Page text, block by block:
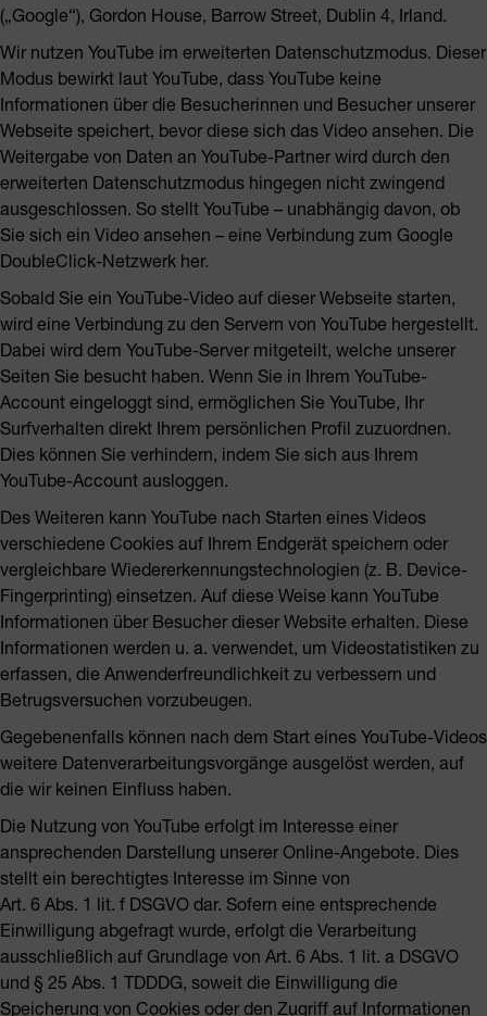
(„Google“), Gordon House, Barrow Street, Dublin 4, Irland.
Wir nutzen YouTube im erweiterten Datenschutzmodus. Dieser
Modus bewirkt laut YouTube, dass YouTube keine
Informationen über die Besucherinnen und Besucher unserer
Webseite speichert, bevor diese sich das Video ansehen. Die
Weitergabe von Daten an YouTube-Partner wird durch den
erweiterten Datenschutzmodus hingegen nicht zwingend
ausgeschlossen. So stellt YouTube – unabhängig davon, ob
Sie sich ein Video ansehen – eine Verbindung zum Google
DoubleClick-Netzwerk her.
Sobald Sie ein YouTube-Video auf dieser Webseite starten,
wird eine Verbindung zu den Servern von YouTube hergestellt.
Dabei wird dem YouTube-Server mitgeteilt, welche unserer
Seiten Sie besucht haben. Wenn Sie in Ihrem YouTube-
Account eingeloggt sind, ermöglichen Sie YouTube, Ihr
Surfverhalten direkt Ihrem persönlichen Profil zuzuordnen.
Dies können Sie verhindern, indem Sie sich aus Ihrem
YouTube-Account ausloggen.
Des Weiteren kann YouTube nach Starten eines Videos
verschiedene Cookies auf Ihrem Endgerät speichern oder
vergleichbare Wiedererkennungstechnologien (z. B. Device-
Fingerprinting) einsetzen. Auf diese Weise kann YouTube
Informationen über Besucher dieser Website erhalten. Diese
Informationen werden u. a. verwendet, um Videostatistiken zu
erfassen, die Anwenderfreundlichkeit zu verbessern und
Betrugsversuchen vorzubeugen.
Gegebenenfalls können nach dem Start eines YouTube-Videos
weitere Datenverarbeitungsvorgänge ausgelöst werden, auf
die wir keinen Einfluss haben.
Die Nutzung von YouTube erfolgt im Interesse einer
ansprechenden Darstellung unserer Online-Angebote. Dies
stellt ein berechtigtes Interesse im Sinne von
Art. 6 Abs. 1 lit. f DSGVO dar. Sofern eine entsprechende
Einwilligung abgefragt wurde, erfolgt die Verarbeitung
ausschließlich auf Grundlage von Art. 6 Abs. 1 lit. a DSGVO
und § 25 Abs. 1 TDDDG, soweit die Einwilligung die
Speicherung von Cookies oder den Zugriff auf Informationen